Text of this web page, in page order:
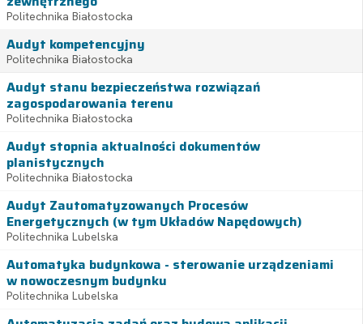
Politechnika Białostocka
Audyt kompetencyjny
Politechnika Białostocka
Audyt stanu bezpieczeństwa rozwiązań
zagospodarowania terenu
Politechnika Białostocka
Audyt stopnia aktualności dokumentów
planistycznych
Politechnika Białostocka
Audyt Zautomatyzowanych Procesów
Energetycznych (w tym Układów Napędowych)
Politechnika Lubelska
Automatyka budynkowa - sterowanie urządzeniami
w nowoczesnym budynku
Politechnika Lubelska